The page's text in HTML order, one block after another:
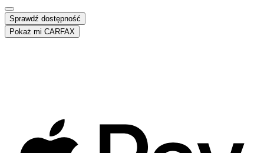
Sprawdź dostępność
Pokaż mi CARFAX